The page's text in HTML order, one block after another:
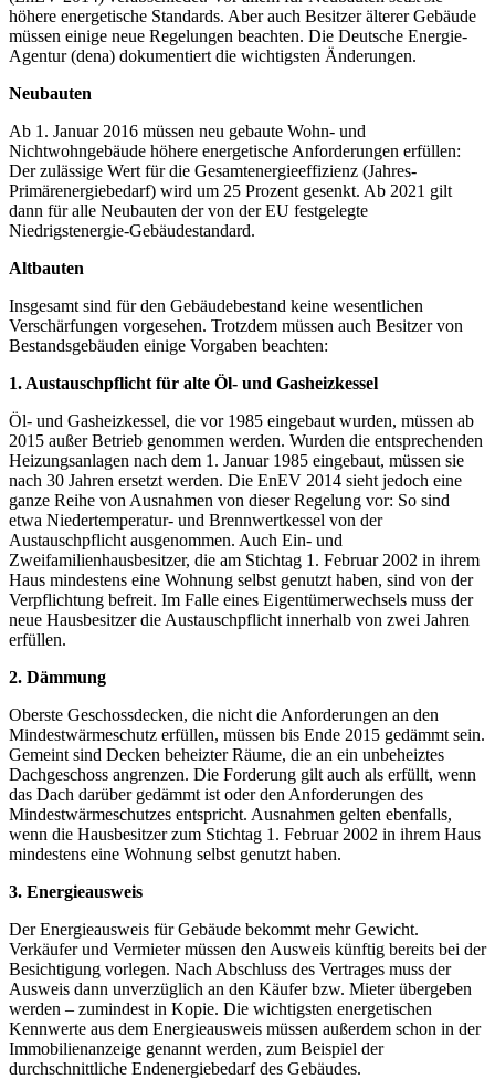
höhere energetische Standards. Aber auch Besitzer älterer Gebäude
müssen einige neue Regelungen beachten. Die Deutsche Energie-
Agentur (dena) dokumentiert die wichtigsten Änderungen.
Neubauten
Ab 1. Januar 2016 müssen neu gebaute Wohn- und
Nichtwohngebäude höhere energetische Anforderungen erfüllen:
Der zulässige Wert für die Gesamtenergieeffizienz (Jahres-
Primärenergiebedarf) wird um 25 Prozent gesenkt. Ab 2021 gilt
dann für alle Neubauten der von der EU festgelegte
Niedrigstenergie-Gebäudestandard.
Altbauten
Insgesamt sind für den Gebäudebestand keine wesentlichen
Verschärfungen vorgesehen. Trotzdem müssen auch Besitzer von
Bestandsgebäuden einige Vorgaben beachten:
1. Austauschpflicht für alte Öl- und Gasheizkessel
Öl- und Gasheizkessel, die vor 1985 eingebaut wurden, müssen ab
2015 außer Betrieb genommen werden. Wurden die entsprechenden
Heizungsanlagen nach dem 1. Januar 1985 eingebaut, müssen sie
nach 30 Jahren ersetzt werden. Die EnEV 2014 sieht jedoch eine
ganze Reihe von Ausnahmen von dieser Regelung vor: So sind
etwa Niedertemperatur- und Brennwertkessel von der
Austauschpflicht ausgenommen. Auch Ein- und
Zweifamilienhausbesitzer, die am Stichtag 1. Februar 2002 in ihrem
Haus mindestens eine Wohnung selbst genutzt haben, sind von der
Verpflichtung befreit. Im Falle eines Eigentümerwechsels muss der
neue Hausbesitzer die Austauschpflicht innerhalb von zwei Jahren
erfüllen.
2. Dämmung
Oberste Geschossdecken, die nicht die Anforderungen an den
Mindestwärmeschutz erfüllen, müssen bis Ende 2015 gedämmt sein.
Gemeint sind Decken beheizter Räume, die an ein unbeheiztes
Dachgeschoss angrenzen. Die Forderung gilt auch als erfüllt, wenn
das Dach darüber gedämmt ist oder den Anforderungen des
Mindestwärmeschutzes entspricht. Ausnahmen gelten ebenfalls,
wenn die Hausbesitzer zum Stichtag 1. Februar 2002 in ihrem Haus
mindestens eine Wohnung selbst genutzt haben.
3. Energieausweis
Der Energieausweis für Gebäude bekommt mehr Gewicht.
Verkäufer und Vermieter müssen den Ausweis künftig bereits bei der
Besichtigung vorlegen. Nach Abschluss des Vertrages muss der
Ausweis dann unverzüglich an den Käufer bzw. Mieter übergeben
werden – zumindest in Kopie. Die wichtigsten energetischen
Kennwerte aus dem Energieausweis müssen außerdem schon in der
Immobilienanzeige genannt werden, zum Beispiel der
durchschnittliche Endenergiebedarf des Gebäudes.